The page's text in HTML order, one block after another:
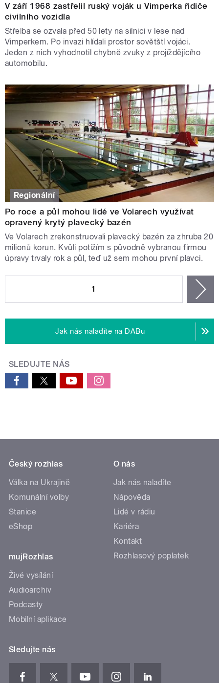
V září 1968 zastřelil ruský voják u Vimperka řidiče
civilního vozidla
Střelba se ozvala před 50 lety na silnici v lese nad
Vimperkem. Po invazi hlídali prostor sovětští vojáci.
Jeden z nich vyhodnotil chybně zvuky z projíždějícího
automobilu.
Regionální
Po roce a půl mohou lidé ve Volarech využívat
opravený krytý plavecký bazén
Ve Volarech zrekonstruovali plavecký bazén za zhruba 20
milionů korun. Kvůli potížím s původně vybranou firmou
úpravy trvaly rok a půl, teď už sem mohou první plavci.
1
Jak nás naladíte na DABu
SLEDUJTE NÁS
Český rozhlas
Válka na Ukrajině
Komunální volby
Stanice
eShop
mujRozhlas
Živé vysílání
Audioarchiv
Podcasty
Mobilní aplikace
O nás
Jak nás naladíte
Nápověda
Lidé v rádiu
Kariéra
Kontakt
Rozhlasový poplatek
Sledujte nás